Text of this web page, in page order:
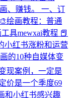
、赚钱。 一、订
绘画教程：普通
具mewxai教程 📕
小红书涨粉和运营
的10种自媒体变
现案例，一定是
价是一个季度69
和小红书感兴趣